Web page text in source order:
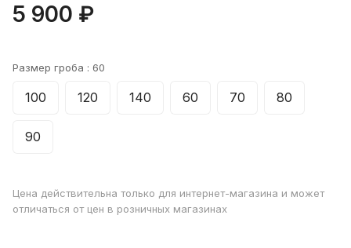
5 900 ₽
Размер гроба : 60
100 120 140 60 70 80
90
Цена действительна только для интернет-магазина и может
отличаться от цен в розничных магазинах